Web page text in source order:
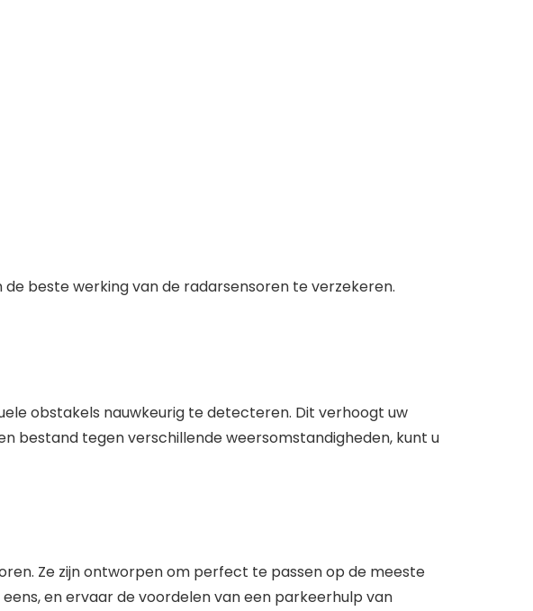
beste werking van de radarsensoren te verzekeren.
obstakels nauwkeurig te detecteren. Dit verhoogt uw
bestand tegen verschillende weersomstandigheden, kunt u
Ze zijn ontworpen om perfect te passen op de meeste
en ervaar de voordelen van een parkeerhulp van